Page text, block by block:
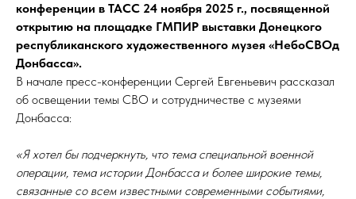
конференции в ТАСС 24 ноября 2025 г., посвященной
открытию на площадке ГМПИР выставки Донецкого
республиканского художественного музея «НебоСВОд
Донбасса».
В начале пресс-конференции Сергей Евгеньевич рассказал
об освещении темы СВО и сотрудничестве с музеями
Донбасса:
«Я хотел бы подчеркнуть, что тема специальной военной
операции, тема истории Донбасса и более широкие темы,
связанные со всем известными современными событиями,